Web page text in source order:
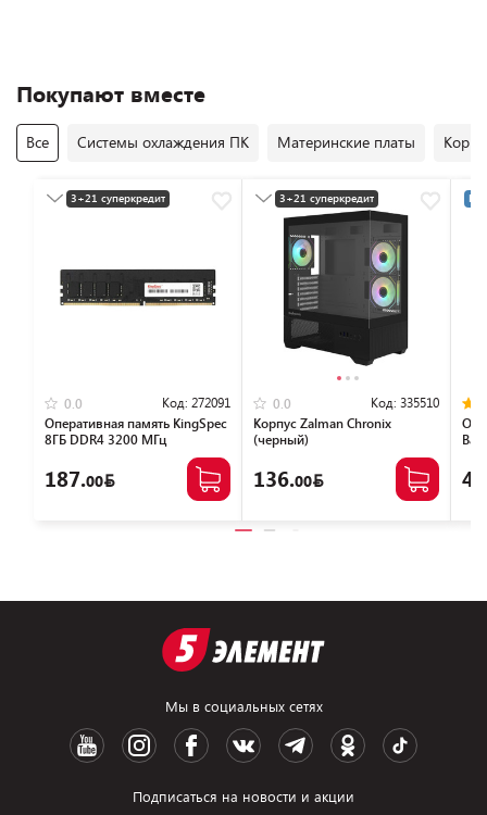
Покупают вместе
Все Системы охлаждения ПК Материнские платы
3+21 суперкредит
0.0 Код: 272091
Оперативная память KingSpec
8ГБ DDR4 3200 МГц
187.00
3+21 суперкредит
Разумная цена
0.0 Код: 335510
Корпус Zalman Chronix
(черный)
136.00
Мы в социальных сетях
Подписаться на новости и акции